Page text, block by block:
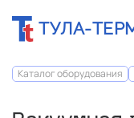
ТУЛА-
Каталог оборудования